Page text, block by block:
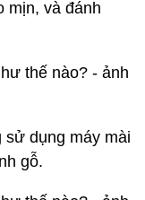
mịn, và đánh
sử dụng máy mài
gỗ.